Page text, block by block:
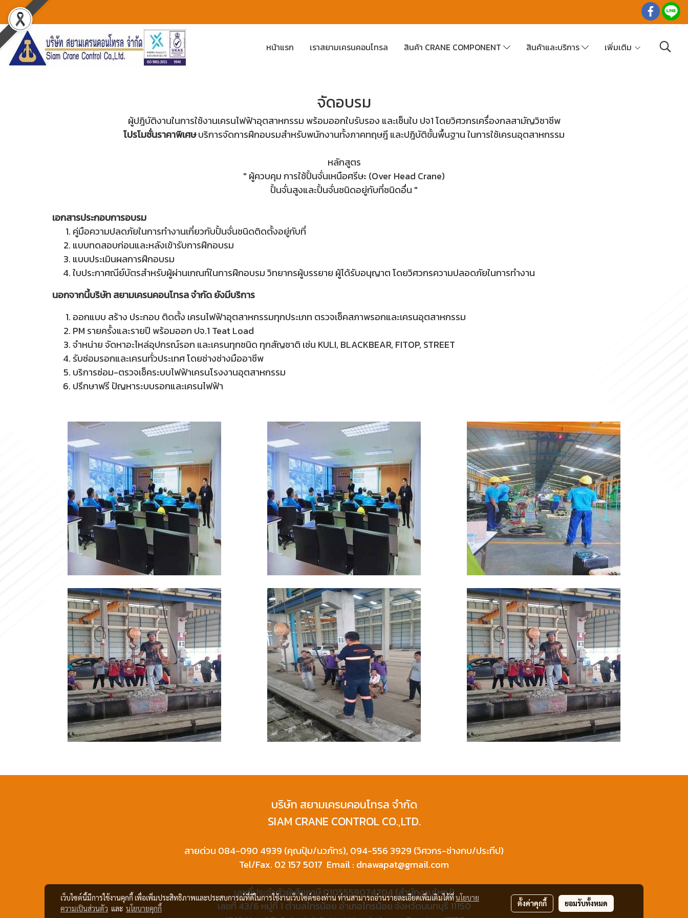
หน้าแรก เราสยามเครนคอนโทรล สินค้า CRANE COMPONENT สินค้าและบริการ เพิ่มเติม
จัดอบรม
ผู้ปฎิบัติงานในการใช้งานเครนไฟฟ้าอุตสาหกรรม พร้อมออกใบรับรอง และเซ็นใบ ปจ1 โดยวิศวกรเครื่องกลสามัญวิชาชีพ
โปรโมชั่นราคาพิเศษบริการจัดการฝึกอบรมสำหรับพนักงานทั้งภาคทฤษฎี และปฎิบัติขั้นพื้นฐาน ในการใช้เครนอุตสาหกรรม
หลักสูตร
" ผู้ควบคุม การใช้ปั้นจั่นเหนือศรีษะ (Over Head Crane)
ปั้นจั่นสูงและปั้นจั่นชนิดอยู่กับที่ชนิดอื่น "
เอกสารประกอบการอบรม
คู่มือความปลดภัยในการทำงานเกี่ยวกับปั้นจั่นชนิดติดตั้งอยู่กับที่
แบบทดสอบก่อนและหลังเข้ารับการฝึกอบรม
แบบประเมินผลการฝึกอบรม
ใบประกาศณีย์บัตรสำหรับผู้ผ่านเกณฑ์ในการฝึกอบรม วิทยากรผู้บรรยาย ผู้ได้รับอนุญาต โดยวิศวกรความปลอดภัยในการทำงาน
นอกจากนี้บริษัท สยามเครนคอนโทรล จำกัด ยังมีบริการ
ออกแบบ สร้าง ประกอบ ติดตั้ง เครนไฟฟ้าอุตสาหกรรมทุกประเภท ตรวจเช็คสภาพรอกและเครนอุตสาหกรรม
PM รายครั้งและรายปี พร้อมออก ปจ.1 Teat Load
จำหน่าย จัดหาอะไหล่อุปกรณ์รอก และเครนทุกชนิด ทุกสัญชาติ เช่น KULI, BLACKBEAR, FITOP, STREET
รับซ่อมรอกและเครนทั่วประเทศ โดยช่างช่างมืออาชีพ
บริการซ่อม-ตรวจเช็คระบบไฟฟ้าเครนโรงงานอุตสาหกรรม
ปรึกษาฟรี ปัญหาระบบรอกและเครนไฟฟ้า
บริษัท สยามเครนคอนโทรล จำกัด
SIAM CRANE CONTROL CO.,LTD.
สายด่วน 084-090 4939 (คุณปุ้ม/นวภัทร), 094-556 3929 (วิศวกร-ช่างกบ/ประทีป)
Tel/Fax. 02 157 5017 Email : dnawapat@gmail.com
เลขที่ประจำตัวผู้เสียภาษี 0105559074704 (สำนักงานใหญ่)
เลขที่ 43/6 หมู่ที่ 1 ตำบลไทรน้อย อำเภอไทรน้อย จังหวัดนนทบุรี 11150
เว็บไซต์นี้มีการใช้งานคุกกี้ เพื่อเพิ่มประสิทธิภาพและประสบการณ์ที่ดีในการใช้งานเว็บไซต์ของท่าน ท่านสามารถอ่านรายละเอียดเพิ่มเติมได้ที่นโยบาย
ความเป็นส่วนตัว และ นโยบายคุกกี้
ตั้งค่าคุกกี้ ยอมรับทั้งหมด